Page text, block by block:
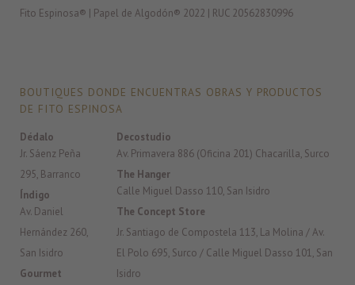
Fito Espinosa® | Papel de Algodón® 2022 | RUC 20562830996
BOUTIQUES DONDE ENCUENTRAS OBRAS Y PRODUCTOS
DE FITO ESPINOSA
Dédalo
Jr. Sáenz Peña
295, Barranco
Índigo
Av. Daniel
Hernández 260,
San Isidro
Gourmet
Decostudio
Av. Primavera 886 (Oficina 201) Chacarilla, Surco
The Hanger
Calle Miguel Dasso 110, San Isidro
The Concept Store
Jr. Santiago de Compostela 113, La Molina / Av.
El Polo 695, Surco / Calle Miguel Dasso 101, San
Isidro